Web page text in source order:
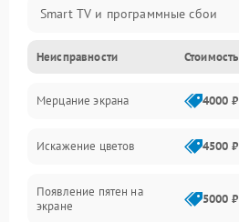
Smart TV и программные сбои
Питание и запуск
Подсветка и LED-модули
Звук и аудиосистема
Сигнал и приём каналов
Неисправности Стоимость
Мерцание экрана 4000 ₽
Искажение цветов 4500 ₽
Появление пятен на
экране
5000 ₽